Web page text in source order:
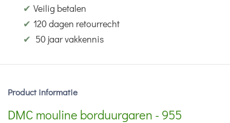
✔ Veilig betalen
✔ 120 dagen retourrecht
✔ 50 jaar vakkennis
Product informatie
DMC mouline borduurgaren - 955